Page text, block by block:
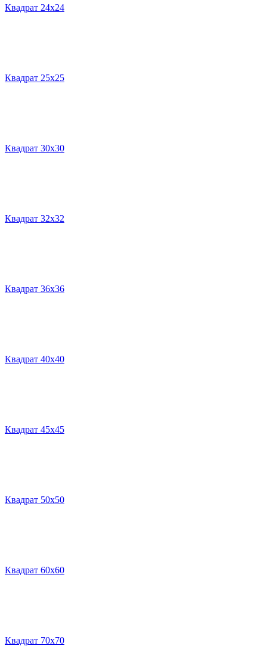
Квадрат 24х24
Квадрат 25х25
Квадрат 30х30
Квадрат 32х32
Квадрат 36х36
Квадрат 40х40
Квадрат 45х45
Квадрат 50х50
Квадрат 60х60
Квадрат 70х70